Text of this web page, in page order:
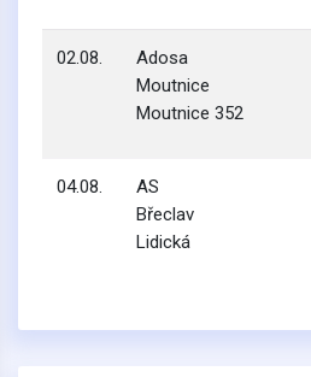
02.08.
Adosa
Moutnice
Moutnice 352
04.08.
AS
Břeclav
Lidická